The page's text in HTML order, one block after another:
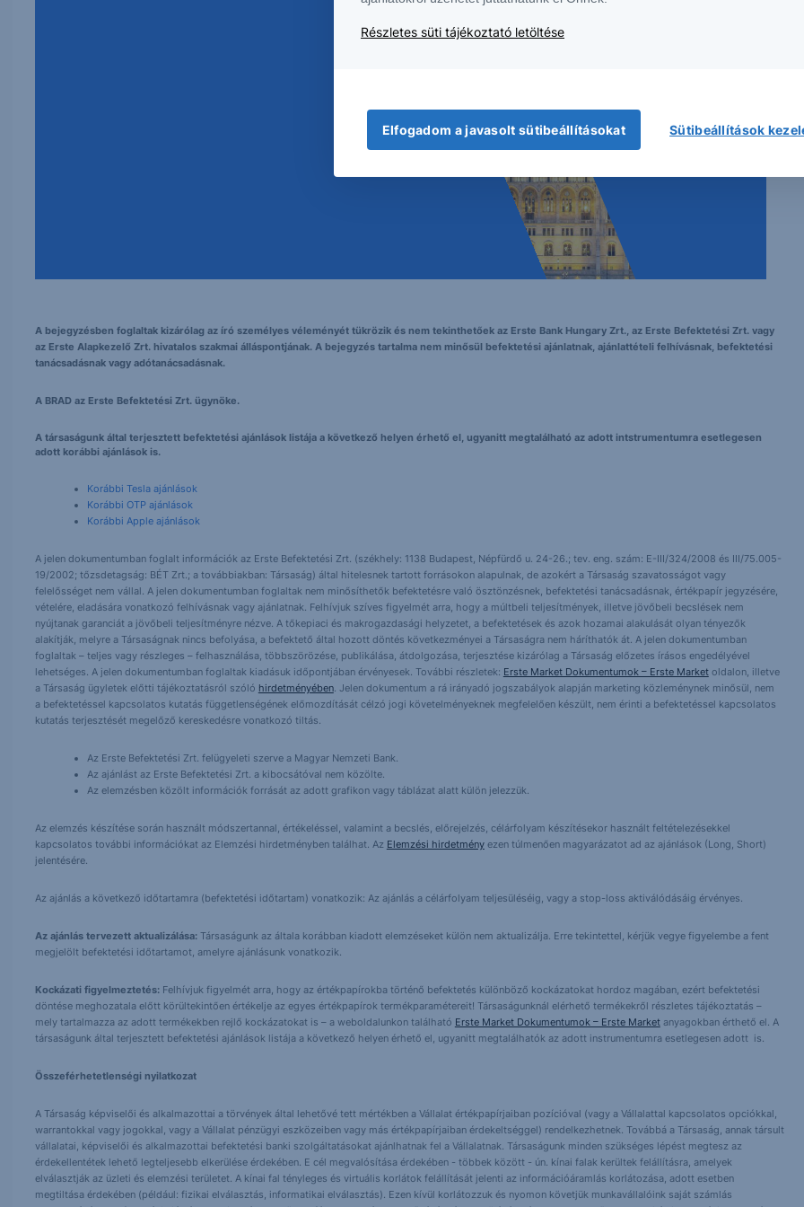
A bejegyzésben foglaltak kizárólag az író személyes véleményét tükrözik és nem tekinthetőek az Erste Bank Hungary Zrt., az Erste Befektetési Zrt. vagy
az Erste Alapkezelő Zrt. hivatalos szakmai álláspontjának. A bejegyzés tartalma nem minősül befektetési ajánlatnak, ajánlattételi felhívásnak, befektetési
tanácsadásnak vagy adótanácsadásnak.
A BRAD az Erste Befektetési Zrt. ügynöke.
A társaságunk által terjesztett befektetési ajánlások listája a következő helyen érhető el, ugyanitt megtalálható az adott intstrumentumra esetlegesen
adott korábbi ajánlások is.
Korábbi Tesla ajánlások
Korábbi OTP ajánlások
Korábbi Apple ajánlások
A jelen dokumentumban foglalt információk az Erste Befektetési Zrt. (székhely: 1138 Budapest, Népfürdő u. 24-26.; tev. eng. szám: E-III/324/2008 és III/75.005-
19/2002; tőzsdetagság: BÉT Zrt.; a továbbiakban: Társaság) által hitelesnek tartott forrásokon alapulnak, de azokért a Társaság szavatosságot vagy
felelősséget nem vállal. A jelen dokumentumban foglaltak nem minősíthetők befektetésre való ösztönzésnek, befektetési tanácsadásnak, értékpapír jegyzésére,
vételére, eladására vonatkozó felhívásnak vagy ajánlatnak. Felhívjuk szíves figyelmét arra, hogy a múltbeli teljesítmények, illetve jövőbeli becslések nem
nyújtanak garanciát a jövőbeli teljesítményre nézve. A tőkepiaci és makrogazdasági helyzetet, a befektetések és azok hozamai alakulását olyan tényezők
alakítják, melyre a Társaságnak nincs befolyása, a befektető által hozott döntés következményei a Társaságra nem háríthatók át. A jelen dokumentumban
foglaltak – teljes vagy részleges – felhasználása, többszörözése, publikálása, átdolgozása, terjesztése kizárólag a Társaság előzetes írásos engedélyével
lehetséges. A jelen dokumentumban foglaltak kiadásuk időpontjában érvényesek. További részletek: Erste Market Dokumentumok – Erste Marketoldalon, illetve
a Társaság ügyletek előtti tájékoztatásról szóló hirdetményében. Jelen dokumentum a rá irányadó jogszabályok alapján marketing közleménynek minősül, nem
a befektetéssel kapcsolatos kutatás függetlenségének előmozdítását célzó jogi követelményeknek megfelelően készült, nem érinti a befektetéssel kapcsolatos
kutatás terjesztését megelőző kereskedésre vonatkozó tiltás.
Az Erste Befektetési Zrt. felügyeleti szerve a Magyar Nemzeti Bank.
Az ajánlást az Erste Befektetési Zrt. a kibocsátóval nem közölte.
Az elemzésben közölt információk forrását az adott grafikon vagy táblázat alatt külön jelezzük.
Az elemzés készítése során használt módszertannal, értékeléssel, valamint a becslés, előrejelzés, célárfolyam készítésekor használt feltételezésekkel
kapcsolatos további információkat az Elemzési hirdetményben találhat. Az Elemzési hirdetményezen túlmenően magyarázatot ad az ajánlások (Long, Short)
jelentésére.
Az ajánlás a következő időtartamra (befektetési időtartam) vonatkozik: Az ajánlás a célárfolyam teljesüléséig, vagy a stop-loss aktiválódásáig érvényes.
Az ajánlás tervezett aktualizálása:Társaságunk az általa korábban kiadott elemzéseket külön nem aktualizálja. Erre tekintettel, kérjük vegye figyelembe a fent
megjelölt befektetési időtartamot, amelyre ajánlásunk vonatkozik.
Kockázati figyelmeztetés:Felhívjuk figyelmét arra, hogy az értékpapírokba történő befektetés különböző kockázatokat hordoz magában, ezért befektetési
döntése meghozatala előtt körültekintően értékelje az egyes értékpapírok termékparamétereit! Társaságunknál elérhető termékekről részletes tájékoztatás –
mely tartalmazza az adott termékekben rejlő kockázatokat is – a weboldalunkon található Erste Market Dokumentumok – Erste Marketanyagokban érthető el. A
társaságunk által terjesztett befektetési ajánlások listája a következő helyen érhető el, ugyanitt megtalálhatók az adott instrumentumra esetlegesen adott is.
Összeférhetetlenségi nyilatkozat
A Társaság képviselői és alkalmazottai a törvények által lehetővé tett mértékben a Vállalat értékpapírjaiban pozícióval (vagy a Vállalattal kapcsolatos opciókkal,
warrantokkal vagy jogokkal, vagy a Vállalat pénzügyi eszközeiben vagy más értékpapírjaiban érdekeltséggel) rendelkezhetnek. Továbbá a Társaság, annak társult
vállalatai, képviselői és alkalmazottai befektetési banki szolgáltatásokat ajánlhatnak fel a Vállalatnak. Társaságunk minden szükséges lépést megtesz az
érdekellentétek lehető legteljesebb elkerülése érdekében. E cél megvalósítása érdekében - többek között - ún. kínai falak kerültek felállításra, amelyek
elválasztják az üzleti és elemzési területet. A kínai fal tényleges és virtuális korlátok felállítását jelenti az információáramlás korlátozása, adott esetben
megtiltása érdekében (például: fizikai elválasztás, informatikai elválasztás). Ezen kívül korlátozzuk és nyomon követjük munkavállalóink saját számlás
Részletes süti tájékoztató letöltése
Elfogadom a javasolt sütibeállításokat Sütibeállítások